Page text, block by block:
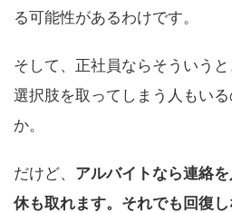
る可能性があるわけです。
そして、正社員ならそういう
選択肢を取ってしまう人もい
か。
だけど、 アルバイトなら連絡
休も取れます。それでも回復